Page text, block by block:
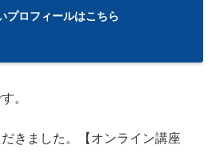
プロフィールはこちら
。
きました。【オンライン講座